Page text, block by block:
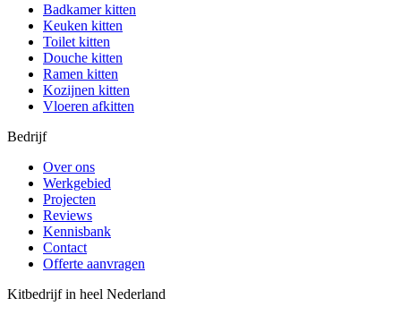
Badkamer kitten
Keuken kitten
Toilet kitten
Douche kitten
Ramen kitten
Kozijnen kitten
Vloeren afkitten
Bedrijf
Over ons
Werkgebied
Projecten
Reviews
Kennisbank
Contact
Offerte aanvragen
Kitbedrijf in heel Nederland